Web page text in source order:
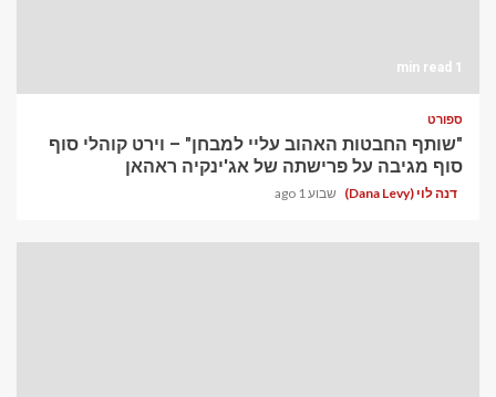
1 min read
ספורט
"שותף החבטות האהוב עליי למבחן" – וירט קוהלי סוף
סוף מגיבה על פרישתה של אג'ינקיה ראהאן
דנה לוי (Dana Levy) שבוע 1 ago